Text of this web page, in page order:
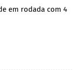
em rodada com 4